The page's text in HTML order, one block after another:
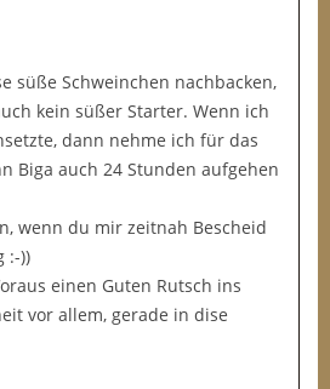
süße Schweinchen nachbacken,
kein süßer Starter. Wenn ich
dann nehme ich für das
Biga auch 24 Stunden aufgehen
wenn du mir zeitnah Bescheid
:-))
einen Guten Rutsch ins
vor allem, gerade in dise